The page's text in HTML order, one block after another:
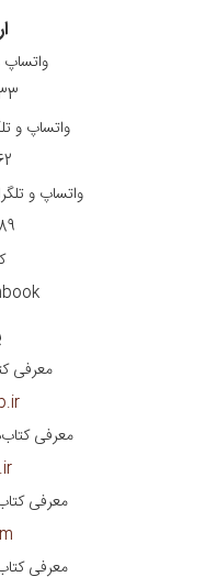
واتساپ
واتساپ و
واتساپ و
معرفی
معرفی
معرفی
معرفی